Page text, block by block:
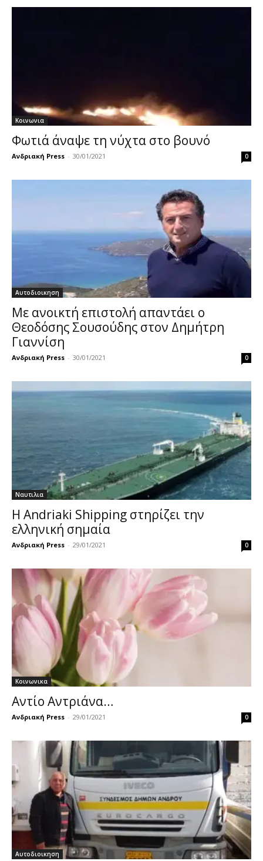
Κοινωνια
Φωτιά άναψε τη νύχτα στο βουνό
Ανδριακή Press - 30/01/2021 0
Αυτοδιοικηση
Με ανοικτή επιστολή απαντάει ο
Θεοδόσης Σουσούδης στον Δημήτρη
Γιαννίση
Ανδριακή Press - 30/01/2021 0
Ναυτιλια
H Andriaki Shipping στηρίζει την
ελληνική σημαία
Ανδριακή Press - 29/01/2021 0
Κοινωνικα
Αντίο Αντριάνα…
Ανδριακή Press - 29/01/2021 0
Αυτοδιοικηση